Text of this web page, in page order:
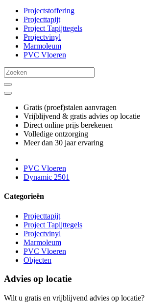
Projectstoffering
Projecttapijt
Project Tapijttegels
Projectvinyl
Marmoleum
PVC Vloeren
Gratis (proef)stalen aanvragen
Vrijblijvend & gratis advies op locatie
Direct online prijs berekenen
Volledige ontzorging
Meer dan 30 jaar ervaring
PVC Vloeren
Dynamic 2501
Categorieën
Projecttapijt
Project Tapijttegels
Projectvinyl
Marmoleum
PVC Vloeren
Objecten
Advies op locatie
Wilt u gratis en vrijblijvend advies op locatie?